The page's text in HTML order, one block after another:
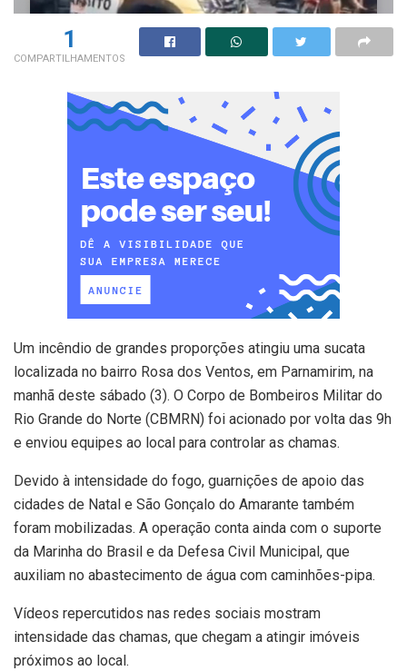
1
COMPARTILHAMENTOS
Um incêndio de grandes proporções atingiu uma sucata
localizada no bairro Rosa dos Ventos, em Parnamirim, na
manhã deste sábado (3). O Corpo de Bombeiros Militar do
Rio Grande do Norte (CBMRN) foi acionado por volta das 9h
e enviou equipes ao local para controlar as chamas.
Devido à intensidade do fogo, guarnições de apoio das
cidades de Natal e São Gonçalo do Amarante também
foram mobilizadas. A operação conta ainda com o suporte
da Marinha do Brasil e da Defesa Civil Municipal, que
auxiliam no abastecimento de água com caminhões-pipa.
Vídeos repercutidos nas redes sociais mostram
intensidade das chamas, que chegam a atingir imóveis
próximos ao local.